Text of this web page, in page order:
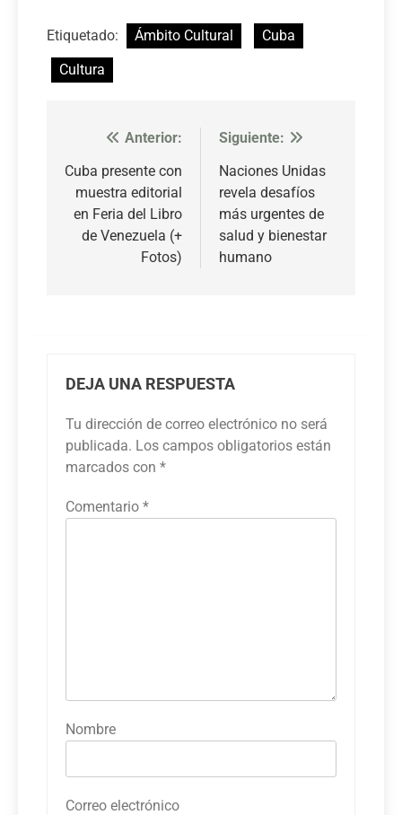
Etiquetado: Ámbito Cultural
Cuba
Cultura
Navegación
de
entradas
Anterior:
Cuba presente con
muestra editorial
en Feria del Libro
de Venezuela (+
Fotos)
Siguiente:
Naciones Unidas
revela desafíos
más urgentes de
salud y bienestar
humano
DEJA UNA RESPUESTA
Tu dirección de correo electrónico no será
publicada. Los campos obligatorios están
marcados con *
Comentario *
Nombre
Correo electrónico